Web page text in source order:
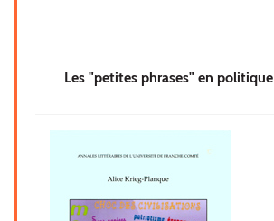
Les "petites phrases" en politique